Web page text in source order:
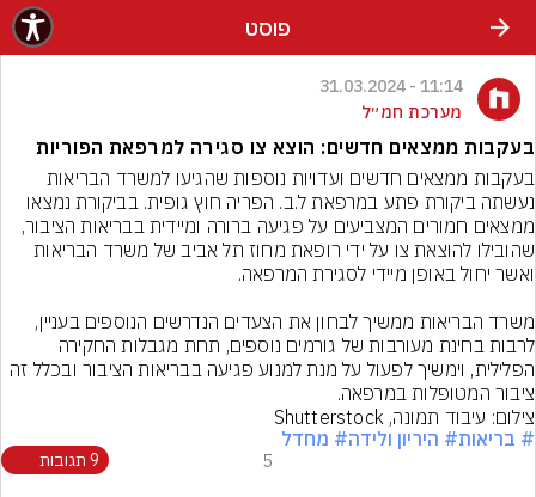
פוסט
11:14 - 31.03.2024
מערכת חמ״ל
בעקבות ממצאים חדשים: הוצא צו סגירה למרפאת הפוריות
שהובילו להוצאת צו על ידי רופאת מחוז תל אביב של משרד הבריאות
ציבור המטופלות במרפאה.
צילום: עיבוד תמונה, Shutterstock
# בריאות# היריון ולידה# מחדל
5 9 תגובות